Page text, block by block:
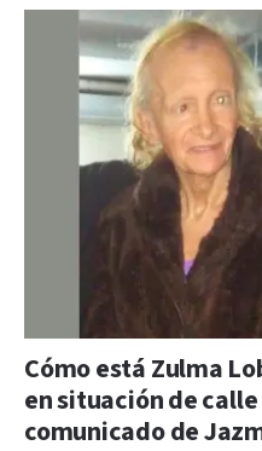
Cómo está Zulma
en situación de calle
comunicado de